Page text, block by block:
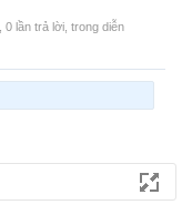
, 0 lần trả lời, trong diễn